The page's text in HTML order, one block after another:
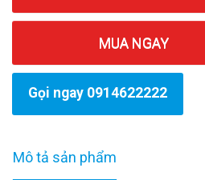
MUA NGAY
Gọi ngay 0914622222
Mô tả sản phẩm